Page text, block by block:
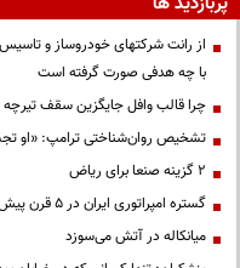
از رانت‌ شرکتهای خودروساز و
با چه هدفی صورت گرفته است
چرا قالب وافل جایگزین سقف
تشخیص روان‌شناختی ترامپ: «او
۲ گزینه صنعا برای ریاض
گستره امپراتوری ایران در ۵ قرن پیش از میلاد؛ تصویری از ایران ۲۵ قرن پیش
میانکاله در آتش می‌سوزد